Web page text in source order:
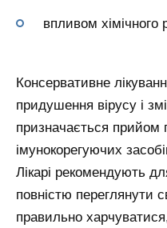
впливом хімічного
Консервативне
придушення вірусу і
призначається прийом
імунокорегуючих
Лікарі рекомендують
повністю переглянути
правильно